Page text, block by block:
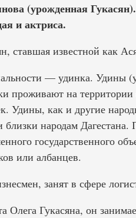
(урожденная
и актриса.
ставшая известной как
— удинка. Удины
проживают на
Удины, как и другие
народам Дагестана.
государственного
или албанцев.
занят в сфере
Олега Гукасяна, он